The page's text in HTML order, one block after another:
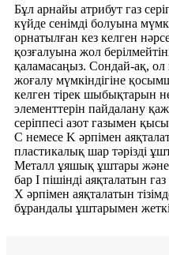
Бұл арнайы атрибут газ
күйде сенімді болуына
орнатылған кез келген
қозғалуына жол
қаламасаңыз. Сондай-ақ,
жоғалу мүмкіндігіне
келген тірек шыбықтарын
элементтерін пайдалану
серіппесі азот газымен
C немесе K әрпімен
пластикалық шар тәрізді
Металл ұяшық ұштары және
бар I пішінді аяқталатын газ
X әрпімен аяқталатын
бұрандалы ұштарымен